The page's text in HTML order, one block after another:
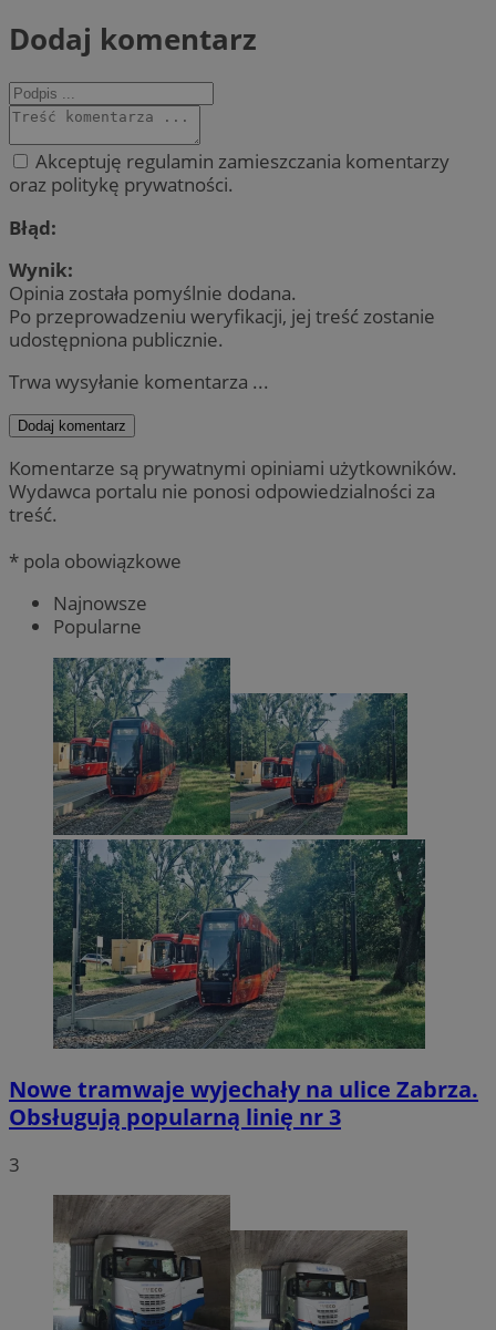
Dodaj komentarz
Akceptuję regulamin zamieszczania komentarzy
oraz politykę prywatności.
Błąd:
Wynik:
Opinia została pomyślnie dodana.
Po przeprowadzeniu weryfikacji, jej treść zostanie
udostępniona publicznie.
Trwa wysyłanie komentarza ...
Dodaj komentarz
Komentarze są prywatnymi opiniami użytkowników.
Wydawca portalu nie ponosi odpowiedzialności za
treść.
* pola obowiązkowe
Najnowsze
Popularne
Nowe tramwaje wyjechały na ulice Zabrza.
Obsługują popularną linię nr 3
3